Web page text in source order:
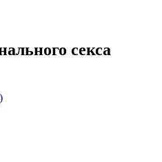
секса